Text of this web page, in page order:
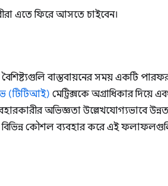
এতে ফিরে আসতে চাইবেন।
বাস্তবায়নের সময় একটি
(টিটিআই) মেট্রিক্সকে অগ্রাধিকার দিয়ে
অভিজ্ঞতা উল্লেখযোগ্যভাবে
বিভিন্ন কৌশল ব্যবহার করে এই